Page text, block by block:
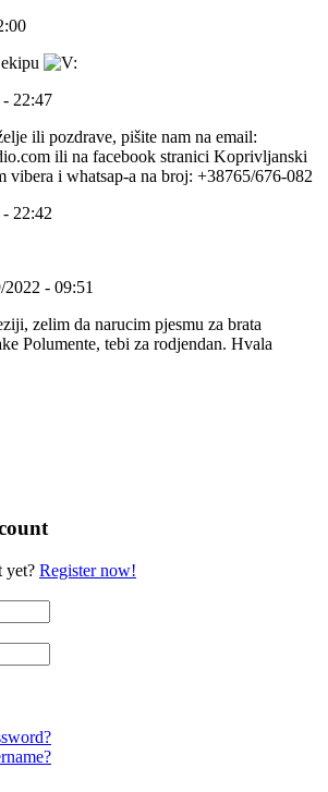
22:47
ili pozdrave, pišite nam na email:
ili na facebook stranici Koprivljanski
i whatsap-a na broj: +38765/676-082
22:42
- 09:51
zelim da narucim pjesmu za brata
Polumente, tebi za rodjendan. Hvala
yet? Register now!